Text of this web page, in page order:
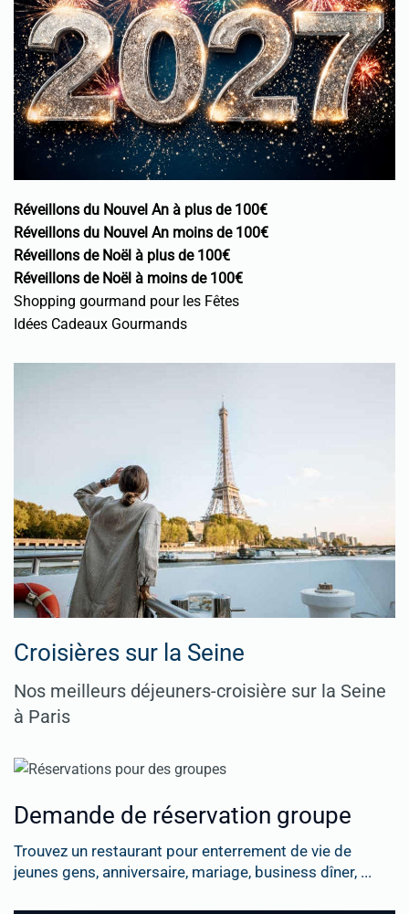
Réveillons du Nouvel An à plus de 100€
Réveillons du Nouvel An moins de 100€
Réveillons de Noël à plus de 100€
Réveillons de Noël à moins de 100€
Shopping gourmand pour les Fêtes
Idées Cadeaux Gourmands
Croisières sur la Seine
Nos meilleurs déjeuners-croisière sur la Seine
à Paris
Demande de réservation groupe
Trouvez un restaurant pour enterrement de vie de
jeunes gens, anniversaire, mariage, business dîner, ...